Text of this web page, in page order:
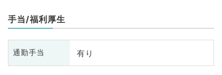
手当/福利厚生
通勤手当 有り